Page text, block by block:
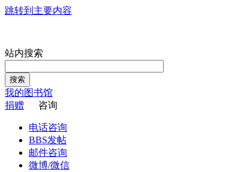
跳转到主要内容
站内搜索
搜索
我的图书馆
捐赠
咨询
电话咨询
BBS发帖
邮件咨询
微博/微信